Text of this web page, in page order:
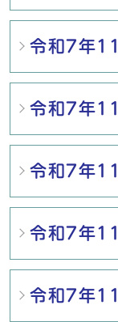
令和7年
令和7年
令和7年
令和7年
令和7年